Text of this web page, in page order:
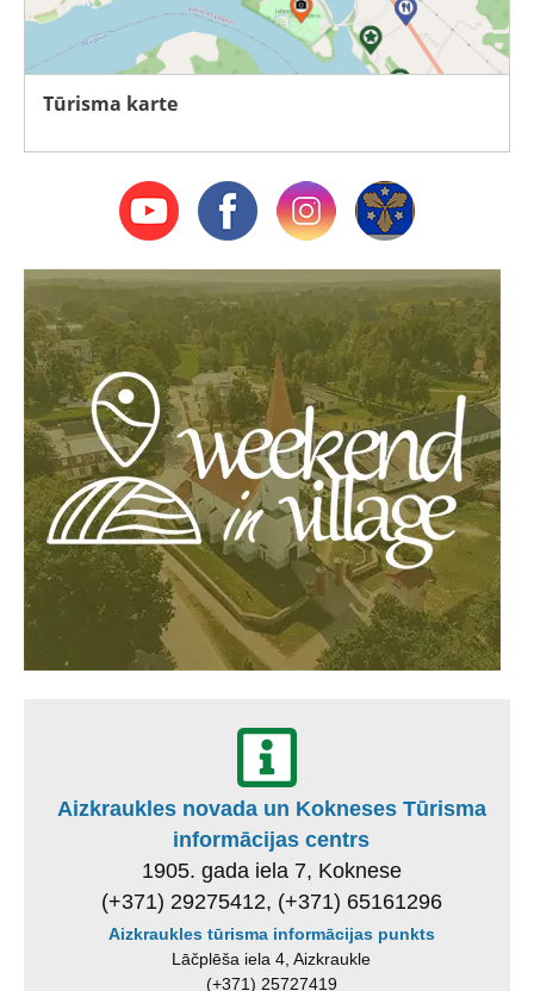
Tūrisma karte
Aizkraukles novada un Kokneses Tūrisma
informācijas centrs
1905. gada iela 7, Koknese
(+371) 29275412, (+371) 65161296
Aizkraukles tūrisma informācijas punkts
Lāčplēša iela 4, Aizkraukle
(+371) 25727419